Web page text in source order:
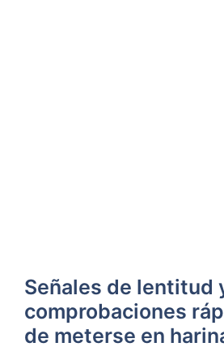
Señales de lentitud
comprobaciones
de meterse en